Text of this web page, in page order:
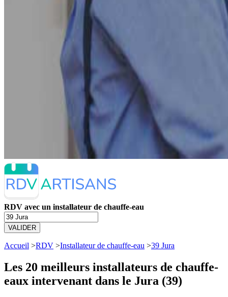
RDV avec un installateur de chauffe-eau
VALIDER
Accueil >RDV >Installateur de chauffe-eau >39 Jura
Les 20 meilleurs installateurs de chauffe-
eaux intervenant dans le Jura (39)